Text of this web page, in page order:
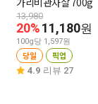
13,980
20%11,180원
100g당 1,597원
당일 픽업
4.9 리뷰 27